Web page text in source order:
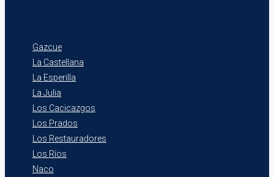
Gazcue
La Castellana
La Esperilla
La Julia
Los Cacicazgos
Los Prados
Los Restauradores
Los Ríos
Naco